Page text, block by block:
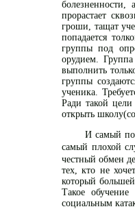
прорастает
гроши, тащат
попадается
группы под
орудием.
выполнить
группы
ученика.
Ради такой
открыть
И самый
самый плохой
честный обмен
тех, кто не
который
Такое
социальным